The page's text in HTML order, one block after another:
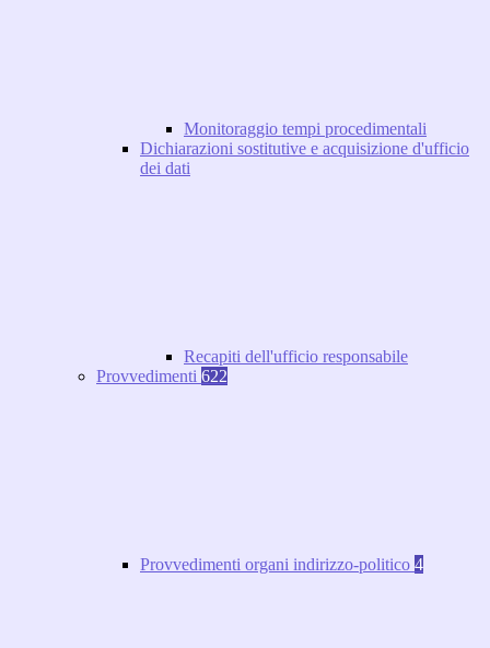
Monitoraggio tempi procedimentali
Dichiarazioni sostitutive e acquisizione d'ufficio
dei dati
Recapiti dell'ufficio responsabile
Provvedimenti 622
Provvedimenti organi indirizzo-politico 4